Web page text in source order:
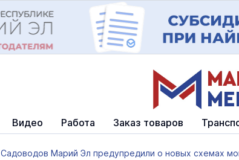
Видео Работа Заказ товаров
Садоводов Марий Эл предупредили о новых схемах